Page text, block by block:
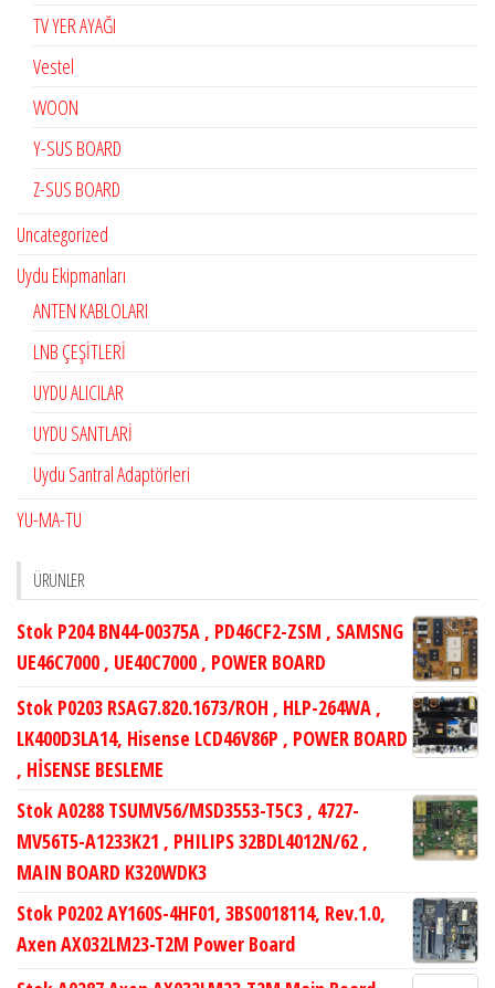
TV YER AYAĞI
Vestel
WOON
Y-SUS BOARD
Z-SUS BOARD
Uncategorized
Uydu Ekipmanları
ANTEN KABLOLARI
LNB ÇEŞİTLERİ
UYDU ALICILAR
UYDU SANTLARİ
Uydu Santral Adaptörleri
YU-MA-TU
ÜRÜNLER
Stok P204 BN44-00375A , PD46CF2-ZSM , SAMSNG
UE46C7000 , UE40C7000 , POWER BOARD
Stok P0203 RSAG7.820.1673/ROH , HLP-264WA ,
LK400D3LA14, Hisense LCD46V86P , POWER BOARD
, HİSENSE BESLEME
Stok A0288 TSUMV56/MSD3553-T5C3 , 4727-
MV56T5-A1233K21 , PHILIPS 32BDL4012N/62 ,
MAIN BOARD K320WDK3
Stok P0202 AY160S-4HF01, 3BS0018114, Rev.1.0,
Axen AX032LM23-T2M Power Board